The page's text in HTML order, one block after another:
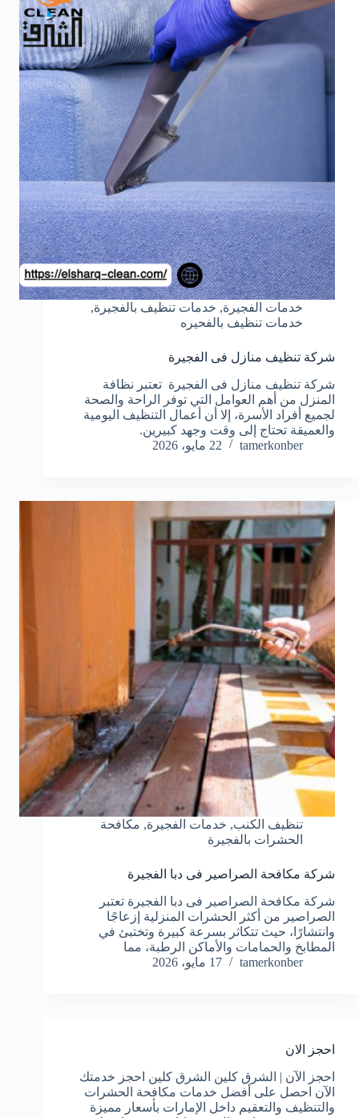
خدمات الفجيرة, خدمات تنظيف بالفجيرة,
خدمات تنظيف بالفحيره
شركة تنظيف منازل فى الفجيرة
شركة تنظيف منازل فى الفجيرة تعتبر نظافة
المنزل من أهم العوامل التي توفر الراحة والصحة
لجميع أفراد الأسرة، إلا أن أعمال التنظيف اليومية
والعميقة تحتاج إلى وقت وجهد كبيرين.
tamerkonber
22 مايو، 2026
تنظيف الكنب, خدمات الفجيرة, مكافحة
الحشرات بالفجيرة
شركة مكافحة الصراصير فى دبا الفجيرة
شركة مكافحة الصراصير فى دبا الفجيرة تعتبر
الصراصير من أكثر الحشرات المنزلية إزعاجًا
وانتشارًا، حيث تتكاثر بسرعة كبيرة وتختبئ في
المطابخ والحمامات والأماكن الرطبة، مما
tamerkonber
17 مايو، 2026
احجز الان
احجز الآن | الشرق كلين الشرق كلين احجز خدمتك
الآن احصل على أفضل خدمات مكافحة الحشرات
والتنظيف والتعقيم داخل الإمارات بأسعار مميزة